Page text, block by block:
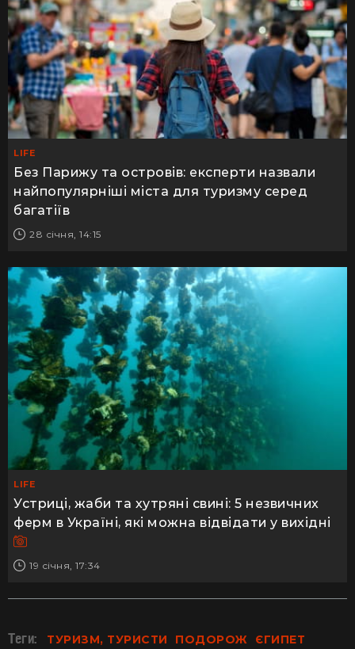
LIFE
Без Парижу та островів: експерти назвали
найпопулярніші міста для туризму серед
багатіїв
28 січня, 14:15
LIFE
Устриці, жаби та хутряні свині: 5 незвичних
ферм в Україні, які можна відвідати у вихідні
19 січня, 17:34
Теги: ТУРИЗМ, ТУРИСТИ ПОДОРОЖ ЄГИПЕТ